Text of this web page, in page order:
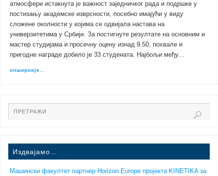
атмосфери истакнута је важност заједничког рада и подршке у
постизању академске изврсности, посебно имајући у виду
сложене околности у којима се одвијала настава на
универзитетима у Србији. За постигнуте резултате на основним и
мастер студијама и просечну оцену изнад 9.50, похвале и
пригодне награде добило је 33 студената. Најбољи међу…
опширније…
Издвајамо…
Машински факултет партнер Horizon Europe пројекта KINETIKA за